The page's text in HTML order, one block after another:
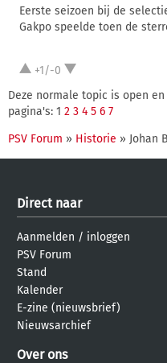
Eerste seizoen bij de
Gakpo speelde toen de
+1/-0
Deze normale topic is open
pagina's: 1 2 3 4 5 6 7
PSV Forum » Historie » Johan
Direct naar
Aanmelden / inloggen
PSV Forum
Stand
Kalender
E-zine (nieuwsbrief)
Nieuwsarchief
Over ons